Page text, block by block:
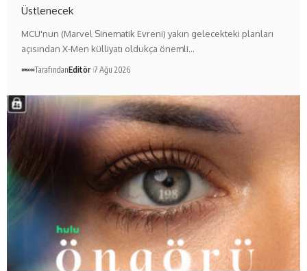
Üstlenecek
MCU'nun (Marvel Sinematik Evreni) yakın gelecekteki planları
açısından X-Men külliyatı oldukça önemli…
TarafındanEditör 7 Ağu 2026